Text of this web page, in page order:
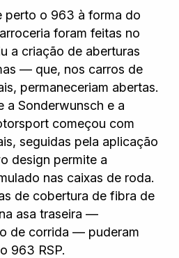
perto o 963 à forma do
foram feitas no
a criação de aberturas
— que, nos carros de
permaneceriam abertas.
a Sonderwunsch e a
começou com
seguidas pela aplicação
design permite a
nas caixas de roda.
de cobertura de fibra de
asa traseira —
de corrida — puderam
963 RSP.